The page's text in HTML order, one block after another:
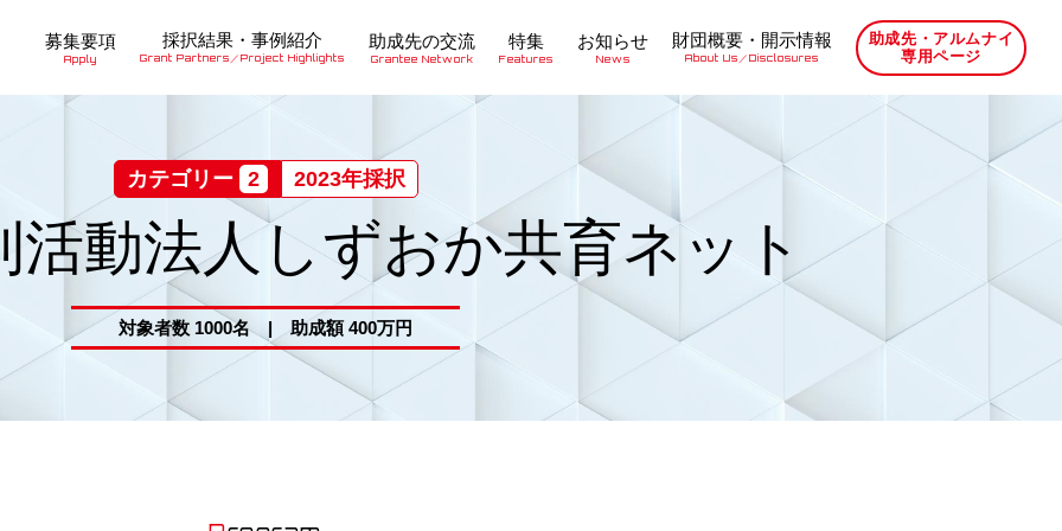
募集要項
Apply
採択結果・事例紹介
Grant Partners／Project Highlights
助成先の交流
Grantee Network
特集
Features
お知らせ
News
財団概要・開示情報
About Us／Disclosures
助成先・アルムナイ
専用ページ
カテゴリー 2 2023年採択
活動法人しずおか共育ネット
対象者数 1000名 | 助成額 400万円